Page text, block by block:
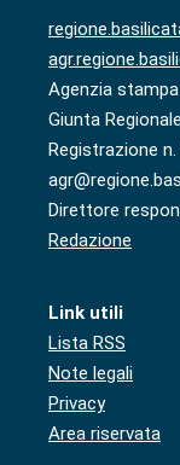
Agenzia
Giunta
Registrazione
Direttore
Redazione
Link utili
Lista RSS
Note legali
Privacy
Area riservata